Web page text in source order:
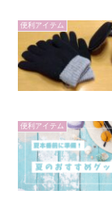
便利アイテム
便利アイテム